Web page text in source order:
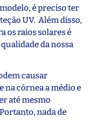
é preciso ter
UV. Além disso,
os raios solares é
da nossa
causar
na córnea a médio e
até mesmo
nada de